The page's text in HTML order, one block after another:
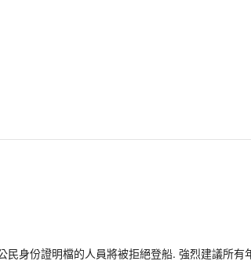
身份證明檔的人員將被拒絕登船. 強烈建議所有